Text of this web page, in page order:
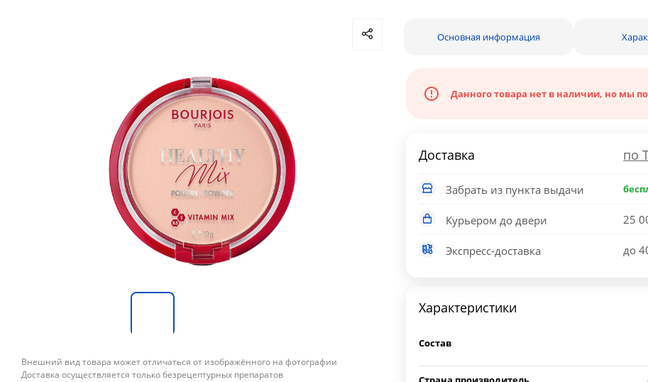
Внешний вид товара может отличаться от изображённого на фотографии
Доставка осуществляется только безрецептурных препаратов
Основная информация
Данного товара нет в наличии, но мы
Доставка по
Забрать из пункта выдачи
Курьером до двери 25
Экспресс-доставка до
Характеристики
Состав